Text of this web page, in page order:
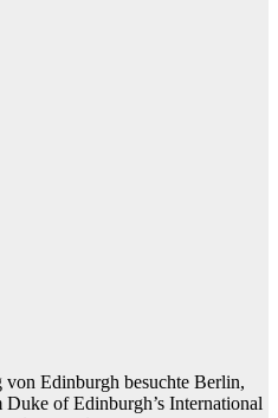
Edinburgh besuchte Berlin,
of Edinburgh’s International